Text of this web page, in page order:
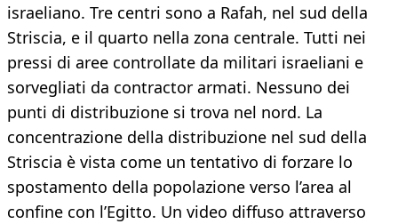
israeliano. Tre centri sono a Rafah, nel sud della
Striscia, e il quarto nella zona centrale. Tutti nei
pressi di aree controllate da militari israeliani e
sorvegliati da contractor armati. Nessuno dei
punti di distribuzione si trova nel nord. La
concentrazione della distribuzione nel sud della
Striscia è vista come un tentativo di forzare lo
spostamento della popolazione verso l’area al
confine con l’Egitto. Un video diffuso attraverso